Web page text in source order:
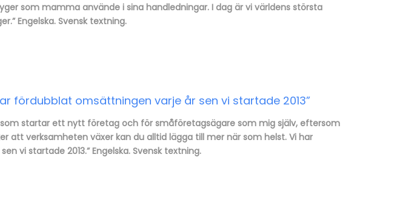
som mamma använde i sina handledningar. I dag är vi världens största
Engelska. Svensk textning.
fördubblat omsättningen varje år sen vi startade 2013”
startar ett nytt företag och för småföretagsägare som mig själv, eftersom
att verksamheten växer kan du alltid lägga till mer när som helst. Vi har
vi startade 2013.” Engelska. Svensk textning.